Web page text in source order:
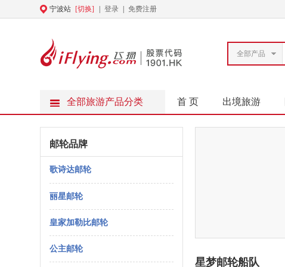
宁波站 [切换] 登录 免费注册
全部产品
全部旅游产品分类 首 页 出境旅游
邮轮品牌
歌诗达邮轮
丽星邮轮
皇家加勒比邮轮
公主邮轮
星梦邮轮船队